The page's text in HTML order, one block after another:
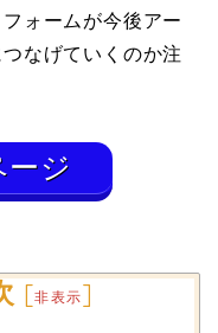
ォームが今後アー
なげていくのか注
ジ
[非表示]